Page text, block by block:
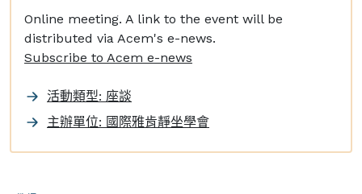
Online meeting. A link to the event will be
distributed via Acem's e-news.
Subscribe to Acem e-news
活動類型: 座談
主辦單位: 國際雅肯靜坐學會